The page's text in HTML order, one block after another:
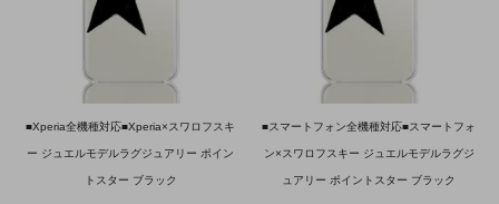
■Xperia全機種対応■Xperia×スワロフスキ
ー ジュエルモデルラグジュアリー ポイン
トスター ブラック
■スマートフォン全機種対応■スマートフォ
ン×スワロフスキー ジュエルモデルラグジ
ュアリー ポイントスター ブラック